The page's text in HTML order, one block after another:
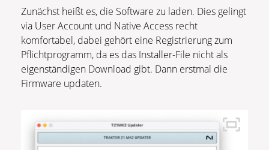
Zunächst heißt es, die Software zu laden. Dies gelingt
via User Account und Native Access recht
komfortabel, dabei gehört eine Registrierung zum
Pflichtprogramm, da es das Installer-File nicht als
eigenständigen Download gibt. Dann erstmal die
Firmware updaten.